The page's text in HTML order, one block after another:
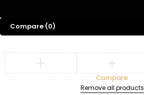
Compare (0)
Compare
Remove all products